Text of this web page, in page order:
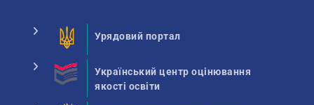
Урядовий портал
Український центр оцінювання
якості освіти